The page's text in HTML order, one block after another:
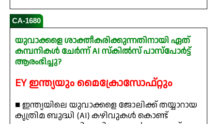
CA-1680
യുവാക്കളെ ശാക്തീകരിക്കുന്നതിനായി ഏത്
കമ്പനികൾ ചേർന്ന് AI സ്കിൽസ് പാസ്‌പോർട്ട്
ആരംഭിച്ചു?
EY ഇന്ത്യയും മൈക്രോസോഫ്റ്റും
■ ഇന്ത്യയിലെ യുവാക്കളെ ജോലിക്ക് തയ്യാറായ
കൃത്രിമ ബുദ്ധി (AI) കഴിവുകൾ കൊണ്ട്